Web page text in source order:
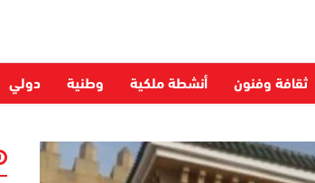
ثقافة وفنون أنشطة ملكية وطنية دولي